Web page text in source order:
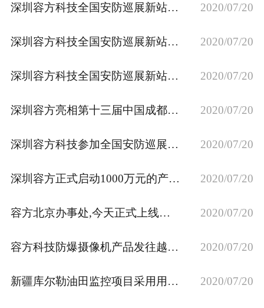
深圳容方科技全国安防巡展新站-新疆站 2020/07/20
深圳容方科技全国安防巡展新站-西安站 2020/07/20
深圳容方科技全国安防巡展新站-沈阳站 2020/07/20
深圳容方亮相第十三届中国成都国际安防展 2020/07/20
深圳容方科技参加全国安防巡展拉开序幕,首站济南告捷 2020/07/20
深圳容方正式启动1000万元的产品责任险 2020/07/20
容方北京办事处,今天正式上线营业 2020/07/20
容方科技防爆摄像机产品发往越南市场 2020/07/20
新疆库尔勒油田监控项目采用用容方网络防爆高速球机 2020/07/20